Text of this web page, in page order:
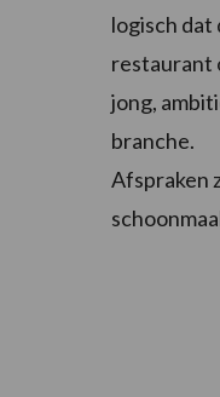
logisch dat
restaurant
jong,
branche.
Afspraken